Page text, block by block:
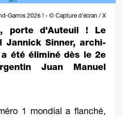
Garros 2026 ! - © Capture d'écran / X
porte d'Auteuil ! Le
Jannick Sinner, archi-
été éliminé dès le 2e
Juan Manuel
1 mondial a flanché,